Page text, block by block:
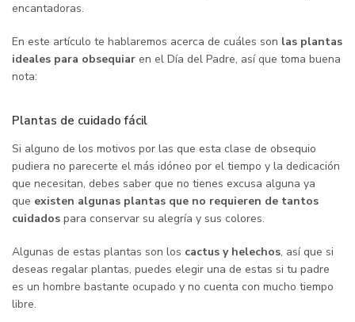
encantadoras.
En este artículo te hablaremos acerca de cuáles son las plantas
ideales para obsequiar en el Día del Padre, así que toma buena
nota:
Plantas de cuidado fácil
Si alguno de los motivos por las que esta clase de obsequio
pudiera no parecerte el más idóneo por el tiempo y la dedicación
que necesitan, debes saber que no tienes excusa alguna ya
que existen algunas plantas que no requieren de tantos
cuidados para conservar su alegría y sus colores.
Algunas de estas plantas son los cactus y helechos, así que si
deseas regalar plantas, puedes elegir una de estas si tu padre
es un hombre bastante ocupado y no cuenta con mucho tiempo
libre.